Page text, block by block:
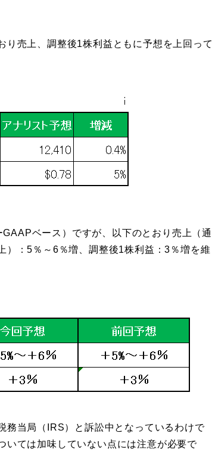
り売上、調整後1株利益ともに予想を上回って
ベース）ですが、以下のとおり売上（通
）：5％～6％増、調整後1株利益：3％増を維
務当局（IRS）と訴訟中となっているわけで
いては加味していない点には注意が必要で